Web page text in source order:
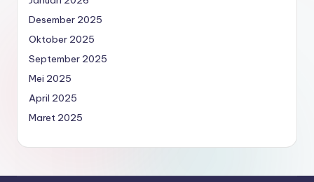
Desember 2025
Oktober 2025
September 2025
Mei 2025
April 2025
Maret 2025